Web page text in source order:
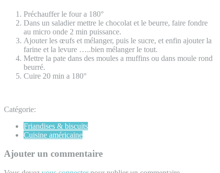
Préchauffer le four a 180°
Dans un saladier mettre le chocolat et le beurre, faire fondre
au micro onde 2 min puissance.
Ajouter les œufs et mélanger, puis le sucre, et enfin ajouter la
farine et la levure …..bien mélanger le tout.
Mettre la pate dans des moules a muffins ou dans moule rond
beurré.
Cuire 20 min a 180°
Catégorie:
Friandises & biscuits
Cuisine américaine
Ajouter un commentaire